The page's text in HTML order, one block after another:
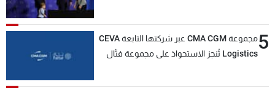
5
مجموعة CMA CGM عبر شركتها التابعة CEVA
Logistics تُنجز الاستحواذ على مجموعة فتّال